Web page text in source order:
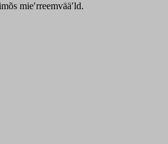
mieʹrreemvääʹld.